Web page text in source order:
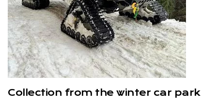
Collection from the winter car park